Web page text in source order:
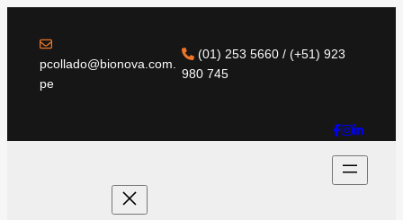
pcollado@bionova.com.
pe
(01) 253 5660 / (+51) 923
980 745